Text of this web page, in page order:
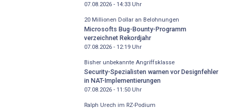
07.08.2026 - 14:33Uhr
20 Millionen Dollar an Belohnungen
Microsofts Bug-Bounty-Programm
verzeichnet Rekordjahr
07.08.2026 - 12:19Uhr
Bisher unbekannte Angriffsklasse
Security-Spezialisten warnen vor Designfehler
in NAT-Implementierungen
07.08.2026 - 11:50Uhr
Ralph Urech im RZ-Podium